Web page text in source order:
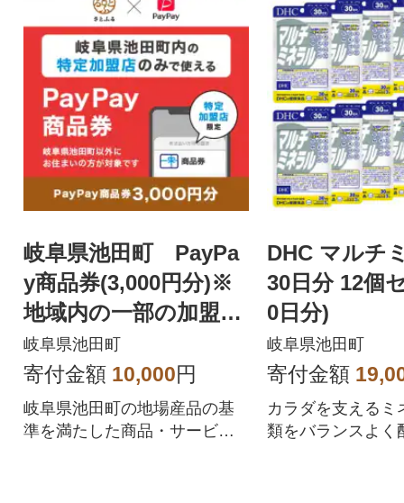
岐阜県池田町 PayPa
y商品券(3,000円分)※
地域内の一部の加盟店
のみで利用可
岐阜県池田町
寄付金額 10,000円
岐阜県池田町の地場産品の基
準を満たした商品・サービス
DHC マルチ
30日分 12個
0日分)
岐阜県池田町
寄付金額
カラダを支えるミ
類をバランスよく